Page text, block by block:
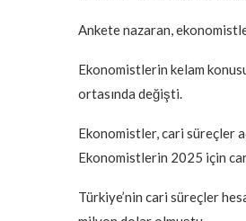
Ankete nazaran,
Ekonomistlerin kelam
ortasında değişti.
Ekonomistler, cari süreçler
Ekonomistlerin 2025 için
Türkiye’nin cari süreçler